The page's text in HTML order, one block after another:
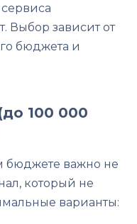
Выбор зависит от
бюджета и
100 000
важно не
который не
варианты: